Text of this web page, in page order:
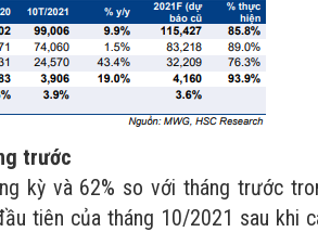
trước
kỳ và 62% so với tháng trước
tiên của tháng 10/2021 sau khi